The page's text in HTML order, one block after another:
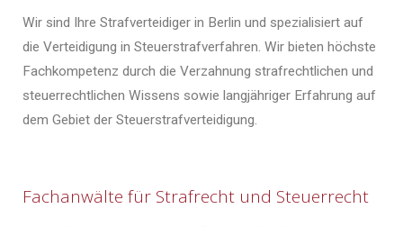
Wir sind Ihre Strafverteidiger in Berlin und spezialisiert auf
die Verteidigung in Steuerstrafverfahren. Wir bieten höchste
Fachkompetenz durch die Verzahnung strafrechtlichen und
steuerrechtlichen Wissens sowie langjähriger Erfahrung auf
dem Gebiet der Steuerstrafverteidigung.
Fachanwälte für Strafrecht und Steuerrecht